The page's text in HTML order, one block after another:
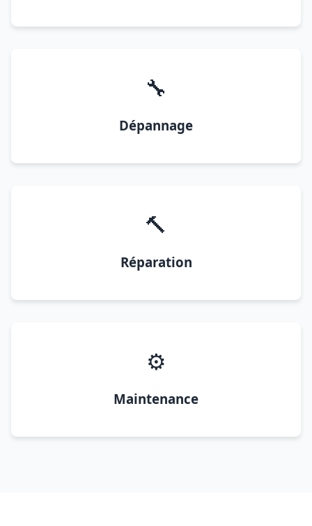
🔧
Dépannage
🔨
Réparation
⚙️
Maintenance